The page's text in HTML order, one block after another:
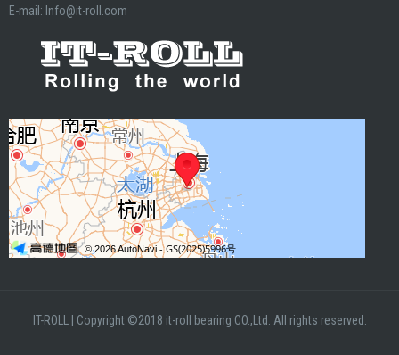
E-mail: Info@it-roll.com
IT-ROLL Copyright ©2018 it-roll bearing CO.,Ltd. All rights reserved.